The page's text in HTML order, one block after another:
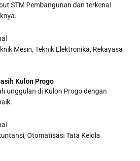
STM Pembangunan dan terkenal
Mesin, Teknik Elektronika, Rekayasa
Kulon Progo
unggulan di Kulon Progo dengan
Otomatisasi Tata Kelola